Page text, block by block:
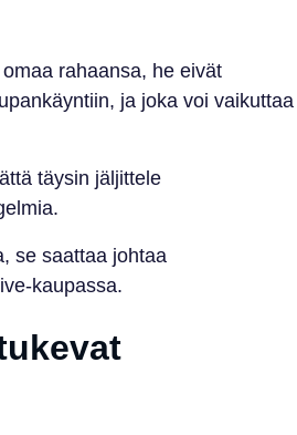
rahaansa, he eivät
ja joka voi vaikuttaa
täysin jäljittele
se saattaa johtaa
kaupassa.